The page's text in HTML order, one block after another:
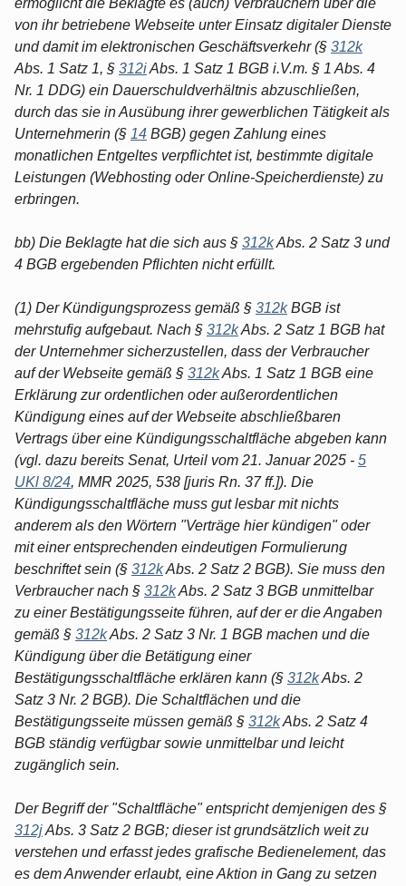
ermöglicht die Beklagte es (auch) Verbrauchern über die
von ihr betriebene Webseite unter Einsatz digitaler Dienste
und damit im elektronischen Geschäftsverkehr (§ 312k
Abs. 1 Satz 1, § 312iAbs. 1 Satz 1 BGB i.V.m. § 1 Abs. 4
Nr. 1 DDG) ein Dauerschuldverhältnis abzuschließen,
durch das sie in Ausübung ihrer gewerblichen Tätigkeit als
Unternehmerin (§ 14 BGB) gegen Zahlung eines
monatlichen Entgeltes verpflichtet ist, bestimmte digitale
Leistungen (Webhosting oder Online-Speicherdienste) zu
erbringen.
bb) Die Beklagte hat die sich aus § 312kAbs. 2 Satz 3 und
4 BGB ergebenden Pflichten nicht erfüllt.
(1) Der Kündigungsprozess gemäß § 312kBGB ist
mehrstufig aufgebaut. Nach § 312kAbs. 2 Satz 1 BGB hat
der Unternehmer sicherzustellen, dass der Verbraucher
auf der Webseite gemäß § 312kAbs. 1 Satz 1 BGB eine
Erklärung zur ordentlichen oder außerordentlichen
Kündigung eines auf der Webseite abschließbaren
Vertrags über eine Kündigungsschaltfläche abgeben kann
(vgl. dazu bereits Senat, Urteil vom 21. Januar 2025 - 5
UKl 8/24, MMR 2025, 538 [juris Rn. 37 ff.]). Die
Kündigungsschaltfläche muss gut lesbar mit nichts
anderem als den Wörtern "Verträge hier kündigen" oder
mit einer entsprechenden eindeutigen Formulierung
beschriftet sein (§ 312kAbs. 2 Satz 2 BGB). Sie muss den
Verbraucher nach § 312kAbs. 2 Satz 3 BGB unmittelbar
zu einer Bestätigungsseite führen, auf der er die Angaben
gemäß § 312kAbs. 2 Satz 3 Nr. 1 BGB machen und die
Kündigung über die Betätigung einer
Bestätigungsschaltfläche erklären kann (§ 312kAbs. 2
Satz 3 Nr. 2 BGB). Die Schaltflächen und die
Bestätigungsseite müssen gemäß § 312kAbs. 2 Satz 4
BGB ständig verfügbar sowie unmittelbar und leicht
zugänglich sein.
Der Begriff der "Schaltfläche" entspricht demjenigen des §
312jAbs. 3 Satz 2 BGB; dieser ist grundsätzlich weit zu
verstehen und erfasst jedes grafische Bedienelement, das
es dem Anwender erlaubt, eine Aktion in Gang zu setzen